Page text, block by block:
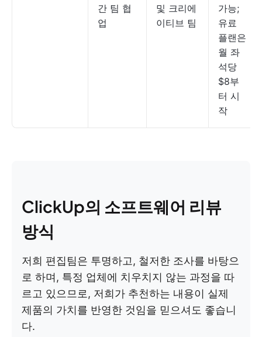
간 팀 협
업
및 크리에
이티브 팀
가능;
유료
플랜은
월 좌
석당
$8부
터 시
작
ClickUp의 소프트웨어 리뷰
방식
저희 편집팀은 투명하고, 철저한 조사를 바탕으
로 하며, 특정 업체에 치우치지 않는 과정을 따
르고 있으므로, 저희가 추천하는 내용이 실제
제품의 가치를 반영한 것임을 믿으셔도 좋습니
다.